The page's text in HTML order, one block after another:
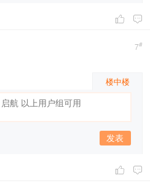
 
7#
楼中楼
发表
 